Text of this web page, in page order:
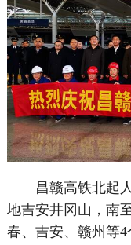
昌赣高铁北起人
地吉安井冈山，南
春、吉安、赣州等